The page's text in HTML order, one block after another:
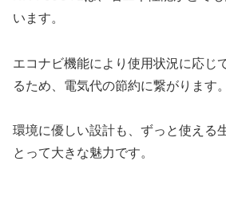
います。
エコナビ機能により使用状況に応じ
るため、電気代の節約に繋がります。
環境に優しい設計も、ずっと使える
とって大きな魅力です。